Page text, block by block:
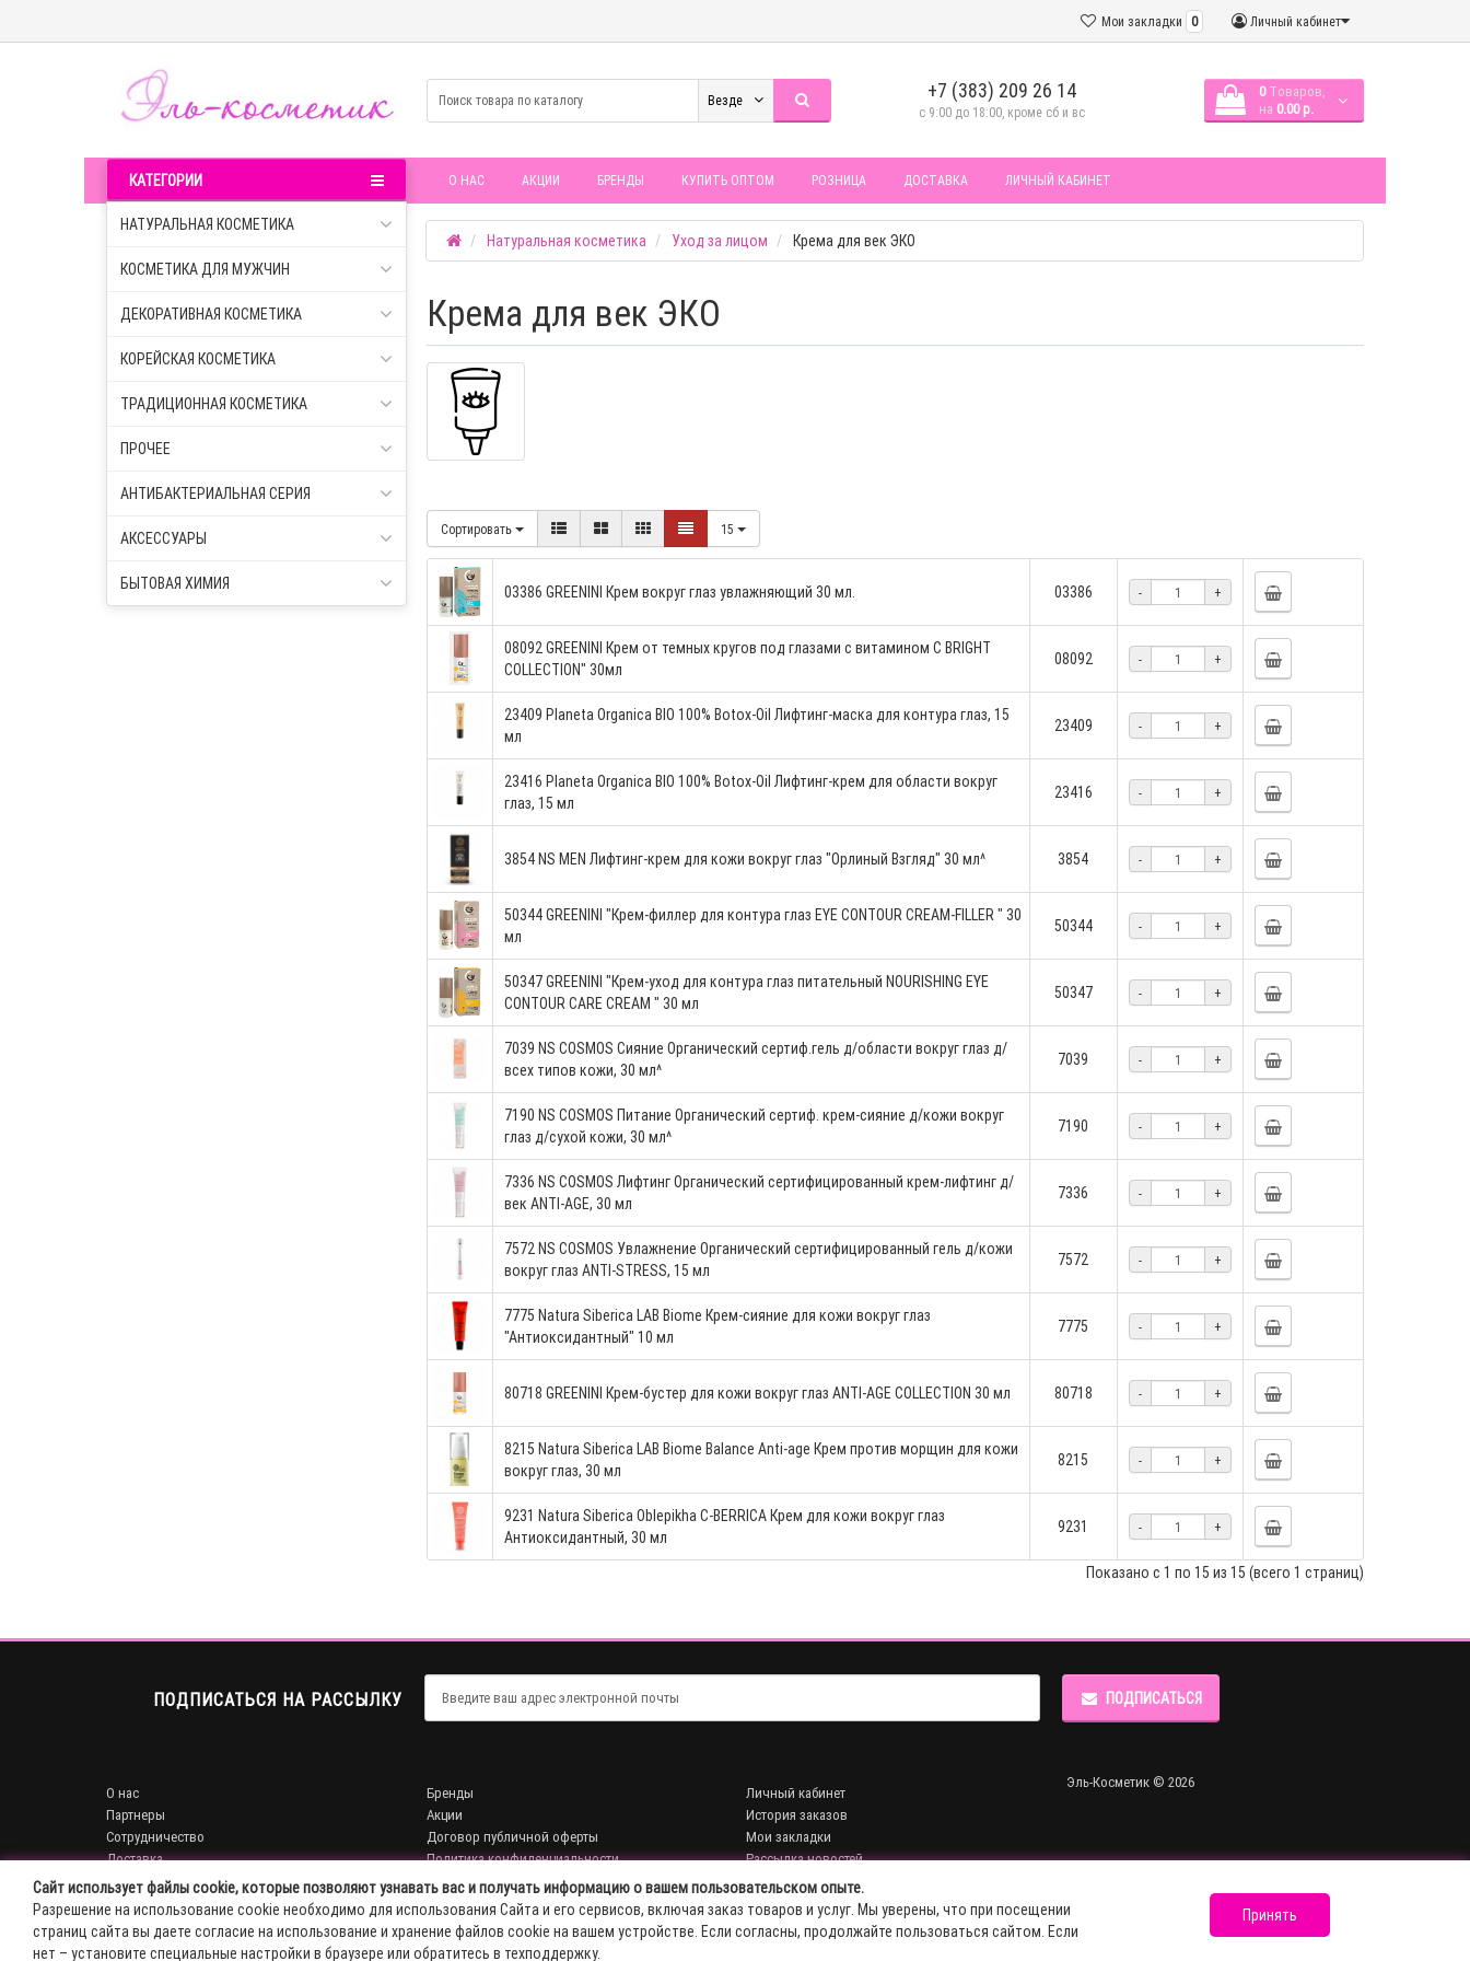
Личный кабинет
Мои закладки 0
+7 (383) 209 26 14
c 9:00 до 18:00, кроме сб и вс
0 Tоваров,
на 0.00 р.
Везде
КАТЕГОРИИ
НАТУРАЛЬНАЯ КОСМЕТИКА
КОСМЕТИКА ДЛЯ МУЖЧИН
ДЕКОРАТИВНАЯ КОСМЕТИКА
КОРЕЙСКАЯ КОСМЕТИКА
ТРАДИЦИОННАЯ КОСМЕТИКА
ПРОЧЕЕ
АНТИБАКТЕРИАЛЬНАЯ СЕРИЯ
АКСЕССУАРЫ
БЫТОВАЯ ХИМИЯ
О НАС АКЦИИ БРЕНДЫ КУПИТЬ ОПТОМ РОЗНИЦА ДОСТАВКА ЛИЧНЫЙ КАБИНЕТ
Натуральная косметика Уход за лицом Крема для век ЭКО
Крема для век ЭКО
Сортировать 15
03386 GREENINI Крем вокруг глаз увлажняющий 30 мл. 03386 - +
08092 GREENINI Крем от темных кругов под глазами с витамином С BRIGHT
COLLECTION" 30мл
08092 - +
23409 Planeta Organica BIO 100% Botox-Oil Лифтинг-маска для контура глаз, 15
мл
23409 - +
23416 Planeta Organica BIO 100% Botox-Oil Лифтинг-крем для области вокруг
глаз, 15 мл
23416 - +
3854 NS MEN Лифтинг-крем для кожи вокруг глаз "Орлиный Взгляд" 30 мл^ 3854 - +
50344 GREENINI "Крем-филлер для контура глаз EYE CONTOUR CREAM-FILLER " 30
мл
50344 - +
50347 GREENINI "Крем-уход для контура глаз питательный NOURISHING EYE
CONTOUR CARE CREAM " 30 мл
50347 - +
7039 NS COSMOS Сияние Органический сертиф.гель д/области вокруг глаз д/
всех типов кожи, 30 мл^
7039 - +
7190 NS COSMOS Питание Органический сертиф. крем-сияние д/кожи вокруг
глаз д/сухой кожи, 30 мл^
7190 - +
7336 NS COSMOS Лифтинг Органический сертифицированный крем-лифтинг д/
век ANTI-AGE, 30 мл
7336 - +
7572 NS COSMOS Увлажнение Органический сертифицированный гель д/кожи
вокруг глаз ANTI-STRESS, 15 мл
7572 - +
7775 Natura Siberica LAB Biome Крем-сияние для кожи вокруг глаз
"Антиоксидантный" 10 мл
7775 - +
80718 GREENINI Крем-бустер для кожи вокруг глаз ANTI-AGE COLLECTION 30 мл 80718 - +
8215 Natura Siberica LAB Biome Balance Anti-age Крем против морщин для кожи
вокруг глаз, 30 мл
8215 - +
9231 Natura Siberica Oblepikha C-BERRICA Крем для кожи вокруг глаз
Антиоксидантный, 30 мл
9231 - +
Показано с 1 по 15 из 15 (всего 1 страниц)
ПОДПИСАТЬСЯ НА РАССЫЛКУ ПОДПИСАТЬСЯ
О нас
Партнеры
Сотрудничество
Доставка
Связаться с нами
Карта сайта
Бренды
Акции
Договор публичной оферты
Политика конфиденциальности
Личный кабинет
История заказов
Мои закладки
Рассылка новостей
Эль-Косметик © 2026
Сайт использует файлы cookie, которые позволяют узнавать вас и получать информацию о вашем пользовательском опыте.
Разрешение на использование cookie необходимо для использования Сайта и его сервисов, включая заказ товаров и услуг. Мы уверены, что при посещении
страниц сайта вы даете согласие на использование и хранение файлов cookie на вашем устройстве. Если согласны, продолжайте пользоваться сайтом. Если
нет – установите специальные настройки в браузере или обратитесь в техподдержку.
Принять